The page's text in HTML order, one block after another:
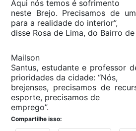
Aqui nós temos é sofrimento
neste Brejo. Precisamos de
para a realidade do interior”,
disse Rosa de Lima, do Bairro
Mailson
Santus, estudante e professor
prioridades da cidade: “Nós,
brejenses, precisamos de
esporte, precisamos de
emprego”.
Compartilhe isso: